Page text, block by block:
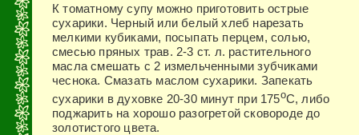
К томатному супу можно приготовить острые
сухарики. Черный или белый хлеб нарезать
мелкими кубиками, посыпать перцем, солью,
смесью пряных трав. 2-3 ст. л. растительного
масла смешать с 2 измельченными зубчиками
чеснока. Смазать маслом сухарики. Запекать
сухарики в духовке 20-30 минут при 175oС, либо
поджарить на хорошо разогретой сковороде до
золотистого цвета.